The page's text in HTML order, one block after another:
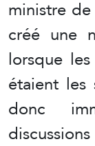
ministre
créé une
lorsque
étaient
donc